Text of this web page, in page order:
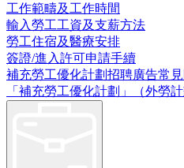
工作範疇及工作時間
輸入勞工工資及支薪方法
勞工住宿及醫療安排
簽證/進入許可申請手續
補充勞工優化計劃招聘廣告常
「補充勞工優化計劃」（外勞